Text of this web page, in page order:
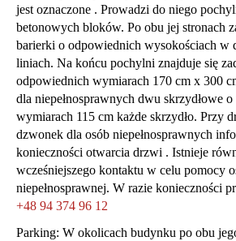
jest oznaczone . Prowadzi do niego
betonowych bloków. Po obu jej stronach
barierki o odpowiednich wysokościach w
liniach. Na końcu pochylni znajduje się
odpowiednich wymiarach 170 cm x 300
dla niepełnosprawnych dwu skrzydłowe
wymiarach 115 cm każde skrzydło. Przy
dzwonek dla osób niepełnosprawnych
konieczności otwarcia drzwi . Istnieje
wcześniejszego kontaktu w celu pomocy
niepełnosprawnej. W razie konieczności
+48 94 374 96 12
Parking: W okolicach budynku po obu